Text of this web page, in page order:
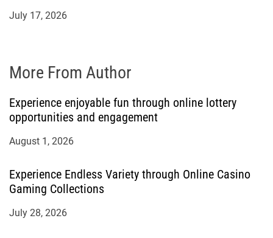
July 17, 2026
More From Author
Experience enjoyable fun through online lottery
opportunities and engagement
August 1, 2026
Experience Endless Variety through Online Casino
Gaming Collections
July 28, 2026